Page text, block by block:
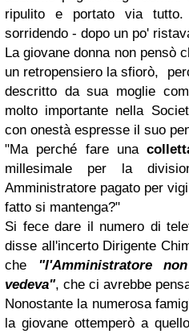
ripulito e portato via
sorridendo - dopo un po'
La giovane donna non pensò
un retropensiero la sfiorò,
descritto da sua moglie
molto importante nella
con onestà espresse il suo
"Ma perché fare una
millesimale per la
Amministratore pagato per
fatto si mantenga?"
Si fece dare il numero di
disse all'incerto Dirigente
che "l'Amministratore
vedeva", che ci avrebbe
Nonostante la numerosa
la giovane ottemperò a